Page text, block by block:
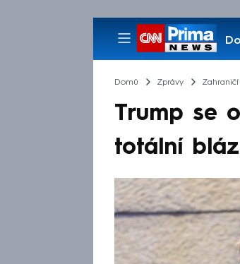
Domů Zprávy Zahraničí
Trump se
totální